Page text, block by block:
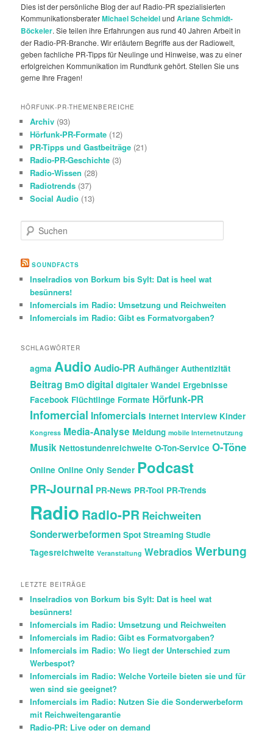
Dies ist der persönliche Blog der auf Radio-PR spezialisierten
KommunikationsberaterMichael ScheidelundAriane Schmidt-
Böckeler. Sie teilen ihre Erfahrungen aus rund 40 Jahren Arbeit in
der Radio-PR-Branche. Wir erläutern Begriffe aus der Radiowelt,
geben fachliche PR-Tipps für Neulinge und Hinweise, was zu einer
erfolgreichen Kommunikation im Rundfunk gehört. Stellen Sie uns
gerne Ihre Fragen!
HÖRFUNK-PR-THEMENBEREICHE
Archiv (93)
Hörfunk-PR-Formate (12)
PR-Tipps und Gastbeiträge (21)
Radio-PR-Geschichte (3)
Radio-Wissen (28)
Radiotrends (37)
Social Audio (13)
u
h
SOUNDFACTS
Inselradios von Borkum bis Sylt: Dat is heel wat
besünners!
Infomercials im Radio: Umsetzung und Reichweiten
Infomercials im Radio: Gibt es Formatvorgaben?
SCHLAGWÖRTER
agma AudioAudio-PR Aufhänger Authentizität
Beitrag BmO digital digitaler Wandel Ergebnisse
Facebook Flüchtlinge Formate Hörfunk-PR
Infomercial Infomercials Internet Interview Kinder
Kongress Media-Analyse Meldung mobile Internetnutzung
Musik Nettostundenreichweite O-Ton-Service O-Töne
Online Online Only Sender Podcast
PR-Journal PR-News PR-Tool PR-Trends
Radio Radio-PR Reichweiten
Sonderwerbeformen Spot Streaming Studie
Tagesreichweite Veranstaltung Webradios Werbung
LETZTE BEITRÄGE
Inselradios von Borkum bis Sylt: Dat is heel wat
besünners!
Infomercials im Radio: Umsetzung und Reichweiten
Infomercials im Radio: Gibt es Formatvorgaben?
Infomercials im Radio: Wo liegt der Unterschied zum
Werbespot?
Infomercials im Radio: Welche Vorteile bieten sie und für
wen sind sie geeignet?
Infomercials im Radio: Nutzen Sie die Sonderwerbeform
mit Reichweitengarantie
Radio-PR: Live oder on demand